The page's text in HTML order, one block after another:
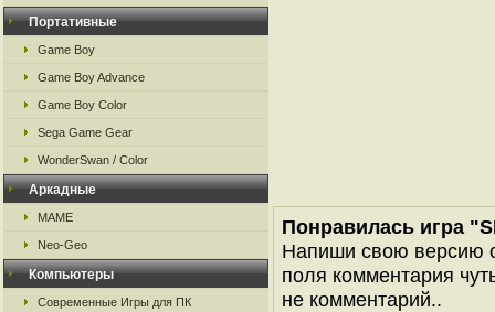
Портативные
Game Boy
Game Boy Advance
Game Boy Color
Sega Game Gear
WonderSwan / Color
Аркадные
MAME
Neo-Geo
Компьютеры
Современные Игры для ПК
Понравилась игра
Напиши свою версию
поля комментария
не комментарий..